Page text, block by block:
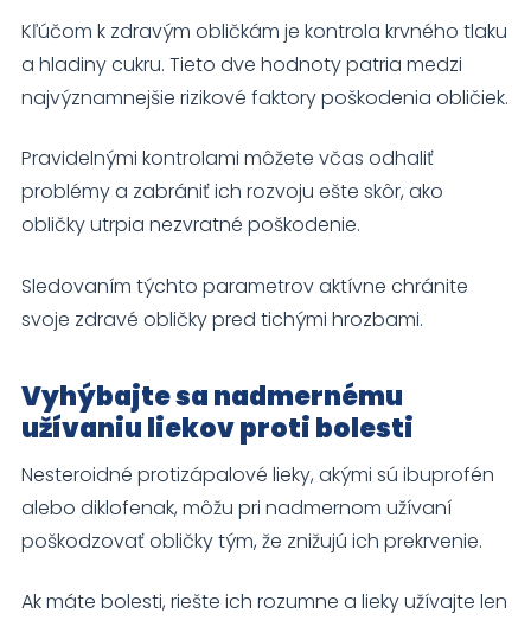
Kľúčom k zdravým obličkám je kontrola krvného tlaku
a hladiny cukru. Tieto dve hodnoty patria medzi
najvýznamnejšie rizikové faktory poškodenia obličiek.
Pravidelnými kontrolami môžete včas odhaliť
problémy a zabrániť ich rozvoju ešte skôr, ako
obličky utrpia nezvratné poškodenie.
Sledovaním týchto parametrov aktívne chránite
svoje zdravé obličky pred tichými hrozbami.
Vyhýbajte sa nadmernému
užívaniu liekov proti bolesti
Nesteroidné protizápalové lieky, akými sú ibuprofén
alebo diklofenak, môžu pri nadmernom užívaní
poškodzovať obličky tým, že znižujú ich prekrvenie.
Ak máte bolesti, riešte ich rozumne a lieky užívajte len